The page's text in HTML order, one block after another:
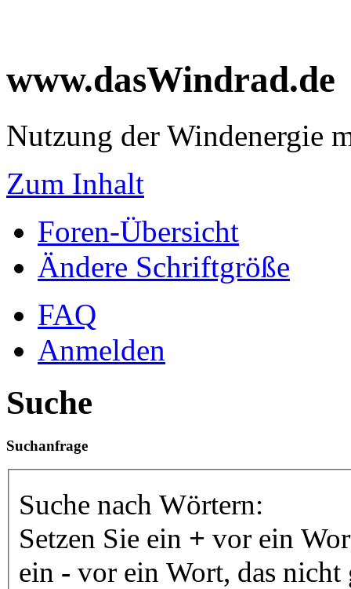
www.dasWindrad.de
Nutzung der Windenergie
Zum Inhalt
Foren-Übersicht
Ändere Schriftgröße
FAQ
Anmelden
Suche
Suchanfrage
Suche nach Wörtern:
Setzen Sie ein + vor ein
ein - vor ein Wort, das nicht